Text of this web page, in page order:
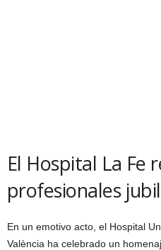
El Hospital La Fe
profesionales
En un emotivo acto, el Hospital
València ha celebrado un